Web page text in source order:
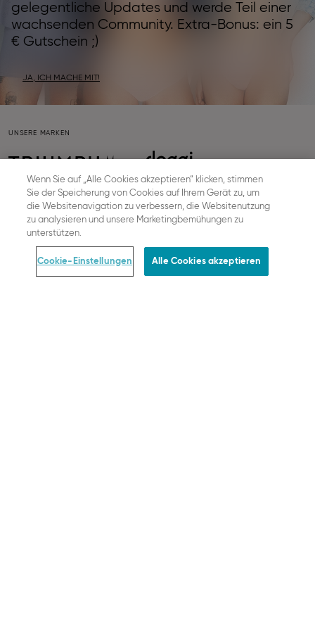
gelegentliche Updates und werde Teil einer
wachsenden Community. Extra-Bonus: ein 5
€ Gutschein ;)
JA, ICH MACHE MIT!
UNSERE MARKEN
FOLLOW US
Wenn Sie auf „Alle Cookies akzeptieren“ klicken, stimmen
Sie der Speicherung von Cookies auf Ihrem Gerät zu, um
die Websitenavigation zu verbessern, die Websitenutzung
zu analysieren und unsere Marketingbemühungen zu
unterstützen.
Cookie-Einstellungen Alle Cookies akzeptieren